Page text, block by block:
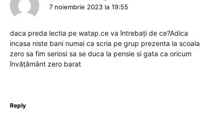
7 noiembrie 2023 la 19:55
daca preda lectia pe watap.ce va întrebați de ce?Adica
incasa niste bani numai ca scria pe grup prezenta la scoala
zero sa fim seriosi sa se duca la pensie si gata ca oricum
învățământ zero barat
Reply